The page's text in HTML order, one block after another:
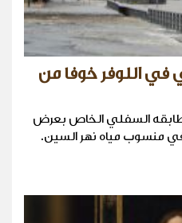
في اللوفر خوفا من
السفلي الخاص بعرض
في منسوب مياه نهر السين.